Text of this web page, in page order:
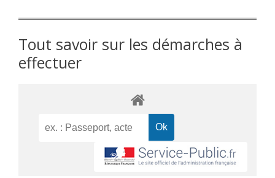
Tout savoir sur les démarches à
effectuer